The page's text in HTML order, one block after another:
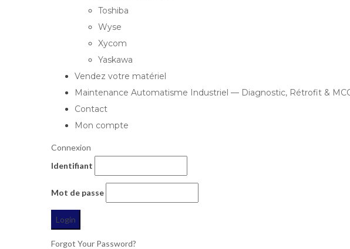
Toshiba
Wyse
Xycom
Yaskawa
Vendez votre matériel
Maintenance Automatisme Industriel — Diagnostic, Rétrofit &
Contact
Mon compte
Connexion
Identifiant
Mot de passe
Forgot Your Password?